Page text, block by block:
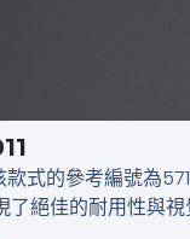
式的參考編號為
絕佳的耐用性與視